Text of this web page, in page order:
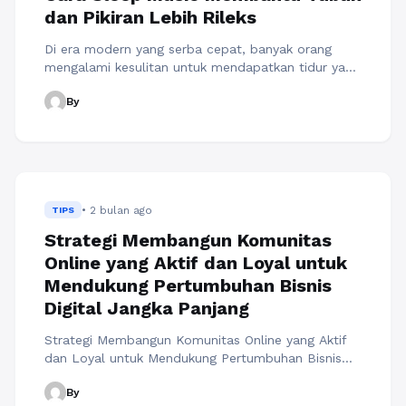
dan Pikiran Lebih Rileks
Di era modern yang serba cepat, banyak orang
mengalami kesulitan untuk mendapatkan tidur yang
padat, penggunaan perangkat digital sebelum tidur,
By
TIPS • 2 bulan ago
Strategi Membangun Komunitas
Online yang Aktif dan Loyal untuk
Mendukung Pertumbuhan Bisnis
Digital Jangka Panjang
Strategi Membangun Komunitas Online yang Aktif
dan Loyal untuk Mendukung Pertumbuhan Bisnis
pendekatan yang semakin penting dalam dunia
By